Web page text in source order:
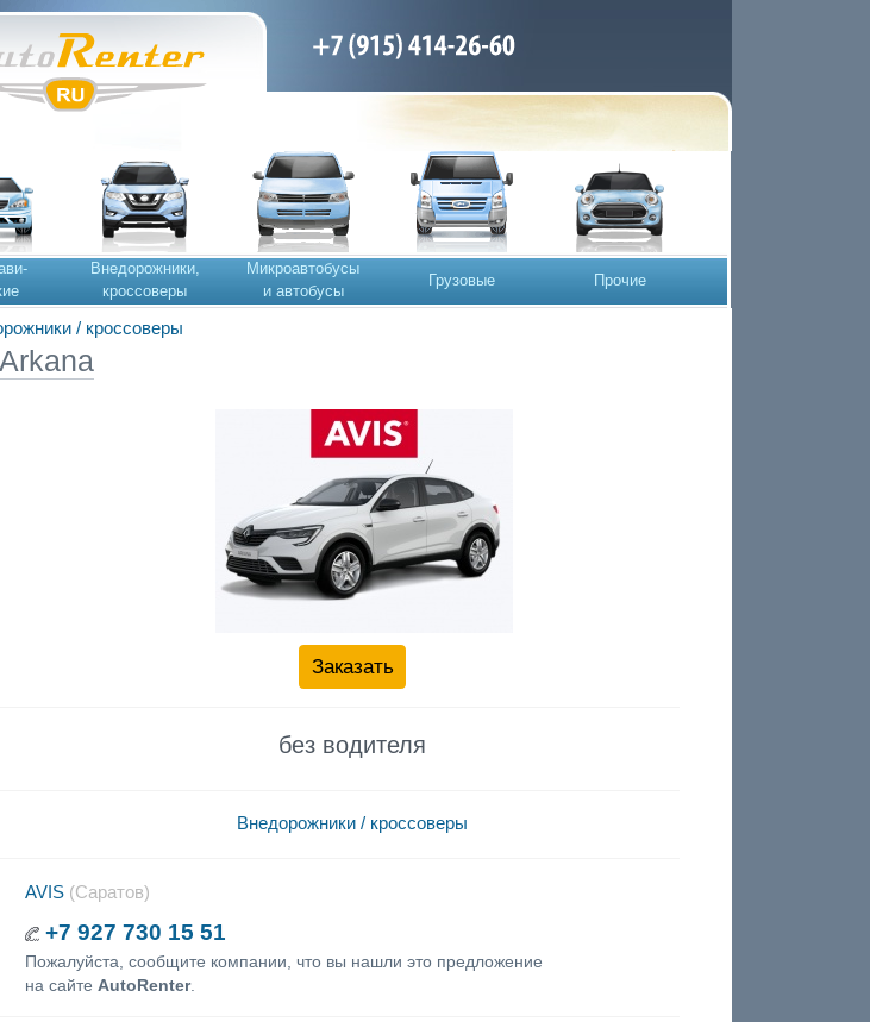
Внедорожники,
кроссоверы
Микроавтобусы
и автобусы
Грузовые Прочие
/ кроссоверы
Заказать
без водителя
Внедорожники / кроссоверы
AVIS (Саратов)
+7 927 730 15 51
Пожалуйста, сообщите компании, что вы нашли это предложение
на сайтеAutoRenter.